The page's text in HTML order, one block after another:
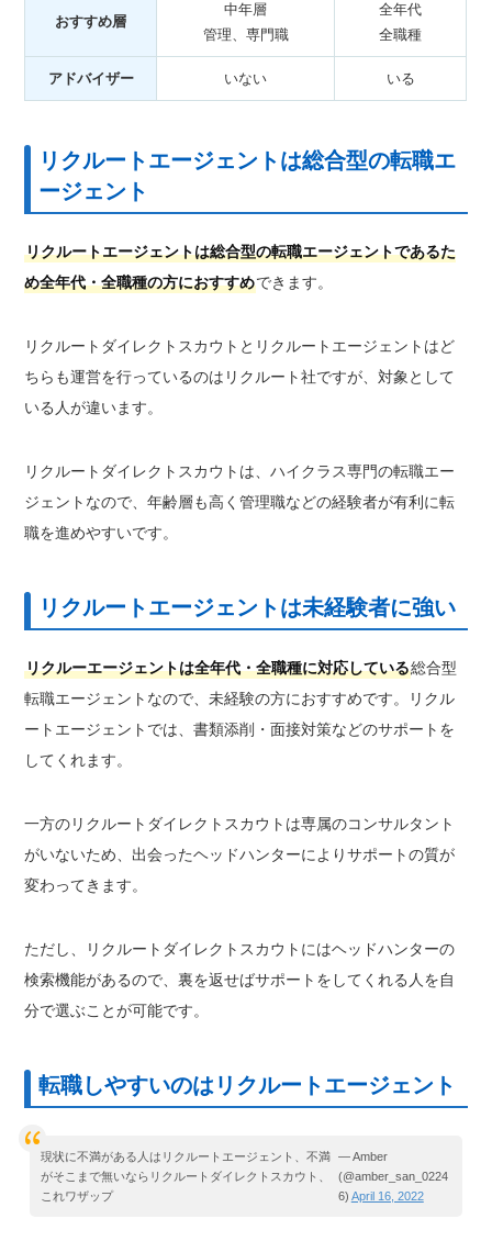
おすすめ層
中年層
管理、専門職
全年代
全職種
アドバイザー いない いる
リクルートエージェントは総合型の転職エ
ージェント
リクルートエージェントは総合型の転職エージェントであるた
め全年代・全職種の方におすすめできます。
リクルートダイレクトスカウトとリクルートエージェントはど
ちらも運営を行っているのはリクルート社ですが、対象として
いる人が違います。
リクルートダイレクトスカウトは、ハイクラス専門の転職エー
ジェントなので、年齢層も高く管理職などの経験者が有利に転
職を進めやすいです。
リクルートエージェントは未経験者に強い
リクルーエージェントは全年代・全職種に対応している総合型
転職エージェントなので、未経験の方におすすめです。リクル
ートエージェントでは、書類添削・面接対策などのサポートを
してくれます。
一方のリクルートダイレクトスカウトは専属のコンサルタント
がいないため、出会ったヘッドハンターによりサポートの質が
変わってきます。
ただし、リクルートダイレクトスカウトにはヘッドハンターの
検索機能があるので、裏を返せばサポートをしてくれる人を自
分で選ぶことが可能です。
転職しやすいのはリクルートエージェント
現状に不満がある人はリクルートエージェント、不満
がそこまで無いならリクルートダイレクトスカウト、
これワザップ
— Amber
(@amber_san_0224
6) April 16, 2022